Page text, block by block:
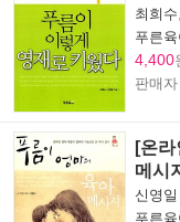
최희수
푸른
4,400
판매
[온
메시
신영일
푸른